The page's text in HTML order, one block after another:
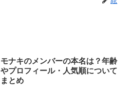
モナキのメンバーの本名は？年齢
やプロフィール・人気順について
まとめ